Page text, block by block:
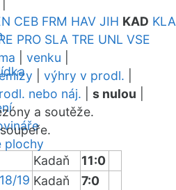
plochy
19
CEB FRM HAV JIH KAD KLA
PRO SLA TRE UNL VSE
venku
výhry v prodl.
nebo náj. s nulou
a soutěže.
Kadaň
11:0
Kadaň
7:0